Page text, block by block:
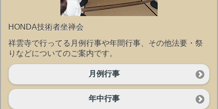
HONDA技術者坐禅会
祥雲寺で行ってる月例行事や年間行事、その他法要・祭
りなどについてのご案内です。
月例行事
年中行事